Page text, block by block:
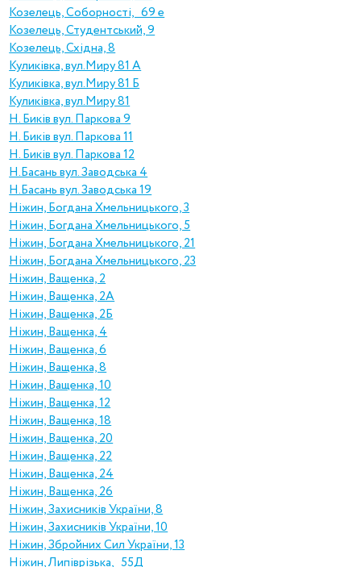
Козелець, Соборності, 69 е
Козелець, Студентський, 9
Козелець, Східна, 8
Куликівка, вул.Миру 81 А
Куликівка, вул.Миру 81 Б
Куликівка, вул.Миру 81
Н. Биків вул. Паркова 9
Н. Биків вул. Паркова 11
Н. Биків вул. Паркова 12
Н.Басань вул. Заводська 4
Н.Басань вул. Заводська 19
Ніжин, Богдана Хмельницького, 3
Ніжин, Богдана Хмельницького, 5
Ніжин, Богдана Хмельницького, 21
Ніжин, Богдана Хмельницького, 23
Ніжин, Ващенка, 2
Ніжин, Ващенка, 2А
Ніжин, Ващенка, 2Б
Ніжин, Ващенка, 4
Ніжин, Ващенка, 6
Ніжин, Ващенка, 8
Ніжин, Ващенка, 10
Ніжин, Ващенка, 12
Ніжин, Ващенка, 18
Ніжин, Ващенка, 20
Ніжин, Ващенка, 22
Ніжин, Ващенка, 24
Ніжин, Ващенка, 26
Ніжин, Захисників України, 8
Ніжин, Захисників України, 10
Ніжин, Збройних Сил України, 13
Ніжин, Липіврізька, 55Д